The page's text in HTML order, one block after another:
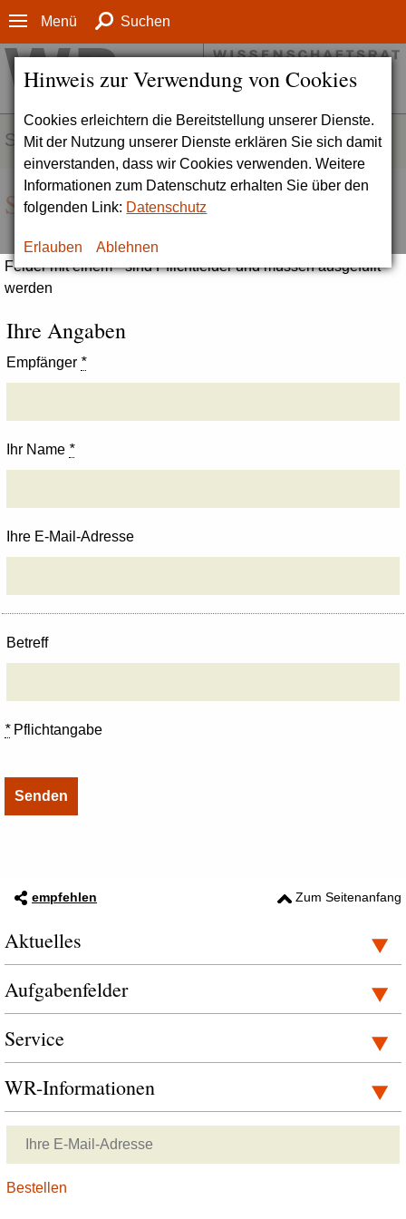
Hinweis zur Verwendung von Cookies
Cookies erleichtern die Bereitstellung unserer Dienste.
Mit der Nutzung unserer Dienste erklären Sie sich damit
einverstanden, dass wir Cookies verwenden. Weitere
Informationen zum Datenschutz erhalten Sie über den
folgenden Link: Datenschutz
Erlauben Ablehnen
Menü Suchen
SERVICE
Seite empfehlen
Felder mit einem * sind Pflichtfelder und müssen ausgefüllt
werden
Ihre Angaben
Empfänger *
Ihr Name *
Ihre E-Mail-Adresse
Betreff
*Pflichtangabe
empfehlen Zum Seitenanfang
Aktuelles
Aufgabenfelder
Service
WR-Informationen